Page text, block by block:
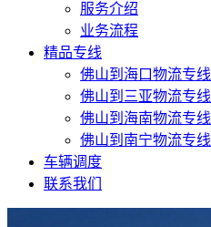
服务介绍
业务流程
精品专线
佛山到海口物流专线
佛山到三亚物流专线
佛山到海南物流专线
佛山到南宁物流专线
车辆调度
联系我们